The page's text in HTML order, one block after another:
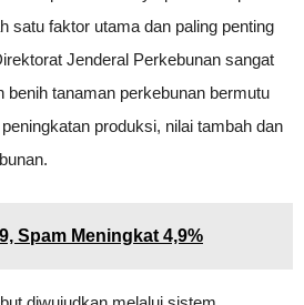
satu faktor utama dan paling penting
Jenderal Perkebunan sangat
tanaman perkebunan bermutu
produksi, nilai tambah dan
Spam Meningkat 4,9%